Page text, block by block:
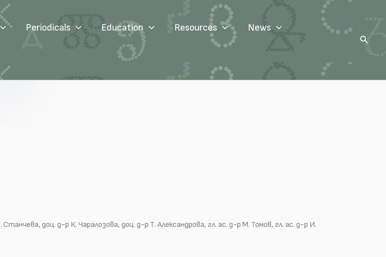
Periodicals Education Resources News
Search
доц. д-р К. Чаралозова, доц. д-р Т. Александрова, гл. ас. д-р М. Томов, гл. ас. д-р И.